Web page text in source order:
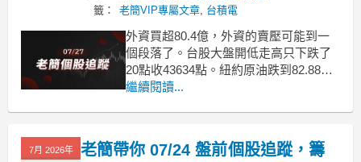
籤：
老簡VIP專屬文章, 台積電
外資買超80.4億，外資的賣壓可能到一
個段落了。台股大盤開低走高只下跌了
20點收43634點。紐約原油跌到82.88美
元，美國10年期公債殖利率也下跌了5個
川普的一年之間，但在明天FOMC會議
前再打起來的機率不大，也很難說馬上
繼續閱讀...
7月 2026年
老簡帶你 07/24 盤前個股追蹤，籌